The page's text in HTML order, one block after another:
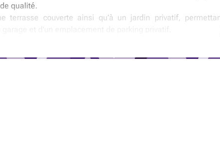
qualité.
terrasse couverte ainsi qu’à un jardin privatif,